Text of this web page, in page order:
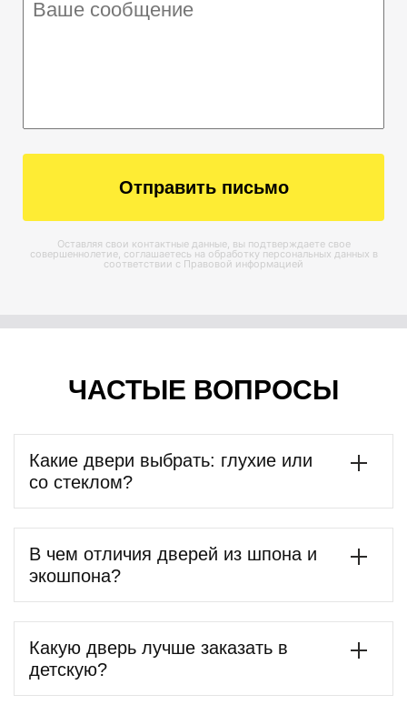
Отправить письмо
Оставляя свои контактные данные, вы подтверждаете свое
совершеннолетие, соглашаетесь на обработку персональных данных в
соответствии с Правовой информацией
ЧАСТЫЕ ВОПРОСЫ
Какие двери выбрать: глухие или
со стеклом?
В чем отличия дверей из шпона и
экошпона?
Какую дверь лучше заказать в
детскую?